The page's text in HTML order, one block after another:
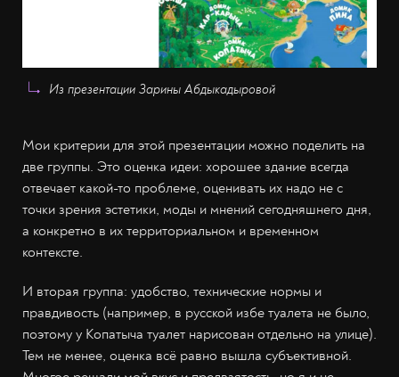
Из презентации Зарины Абдыкадыровой
Мои критерии для этой презентации можно поделить на
две группы. Это оценка идеи: хорошее здание всегда
отвечает какой-то проблеме, оценивать их надо не с
точки зрения эстетики, моды и мнений сегодняшнего дня,
а конкретно в их территориальном и временном
контексте.
И вторая группа: удобство, технические нормы и
правдивость (например, в русской избе туалета не было,
поэтому у Копатыча туалет нарисован отдельно на улице).
Тем не менее, оценка всё равно вышла субъективной.